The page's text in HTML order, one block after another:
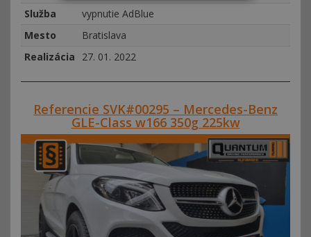
Služba
vypnutie AdBlue
Mesto
Bratislava
Realizácia
27. 01. 2022
Referencie SVK#00295 – Mercedes-Benz
GLE-Class w166 350g 225kw